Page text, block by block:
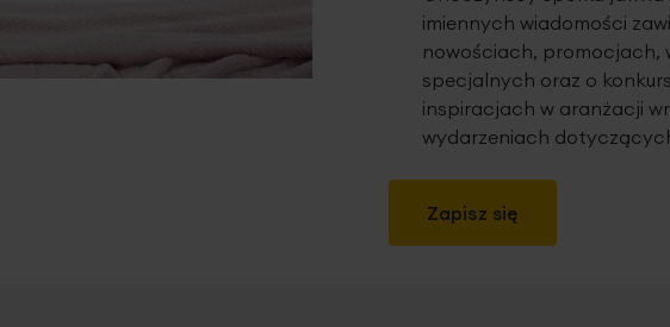
Zapisz się
imiennych wiadomości
nowościach,
specjalnych oraz o
inspiracjach w aranżacji
wydarzeniach